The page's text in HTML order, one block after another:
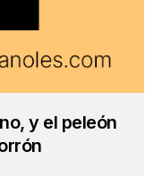
y el peleón